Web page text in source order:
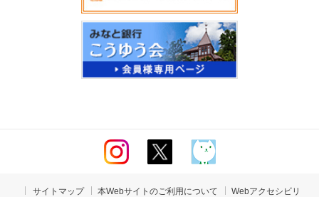
サイトマップ 本Webサイトのご利用について Webアクセシビリ